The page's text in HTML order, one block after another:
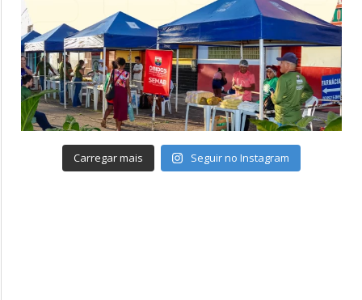
Carregar mais Seguir no Instagram